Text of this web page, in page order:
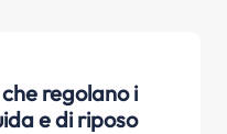
regolano i
e di riposo